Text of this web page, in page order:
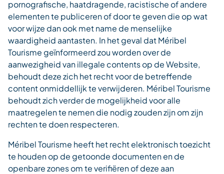
pornografische, haatdragende, racistische of andere
elementen te publiceren of door te geven die op wat
voor wijze dan ook met name de menselijke
waardigheid aantasten. In het geval dat Méribel
Tourisme geïnformeerd zou worden over de
aanwezigheid van illegale contents op de Website,
behoudt deze zich het recht voor de betreffende
content onmiddellijk te verwijderen. Méribel Tourisme
behoudt zich verder de mogelijkheid voor alle
maatregelen te nemen die nodig zouden zijn om zijn
rechten te doen respecteren.
Méribel Tourisme heeft het recht elektronisch toezicht
te houden op de getoonde documenten en de
openbare zones om te verifiëren of deze aan